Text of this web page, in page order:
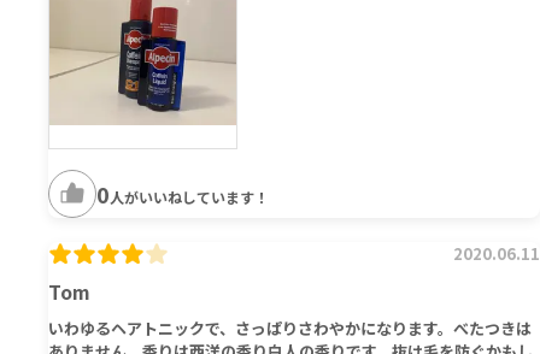
0人がいいねしています！
Tom
2020.06.11
いわゆるヘアトニックで、さっぱりさわやかになります。べたつきは